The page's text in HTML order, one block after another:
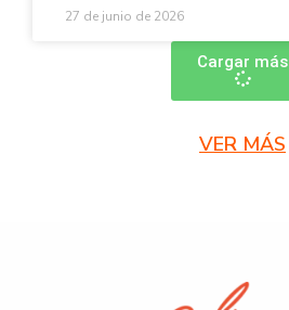
27 de junio de 2026
Cargar más
VER MÁS